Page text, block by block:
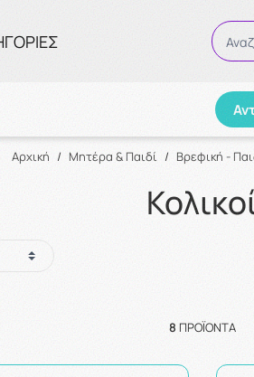
Αρχική / Μητέρα & Παιδί / Βρεφική -
8 ΠΡΟΪΌΝΤΑ